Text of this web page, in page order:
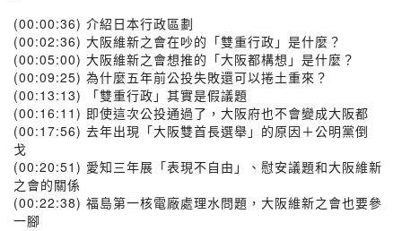
(00:00:36) 介紹日本行政區劃
(00:02:36) 大阪維新之會在吵的「雙重行政」是什麼？
(00:05:00) 大阪維新之會想推的「大阪都構想」是什麼？
(00:09:25) 為什麼五年前公投失敗還可以捲土重來？
(00:13:13) 「雙重行政」其實是假議題
(00:16:11) 即使這次公投通過了，大阪府也不會變成大阪都
(00:17:56) 去年出現「大阪雙首長選舉」的原因＋公明黨倒
戈
(00:20:51) 愛知三年展「表現不自由」、慰安議題和大阪維新
之會的關係
(00:22:38) 福島第一核電廠處理水問題，大阪維新之會也要參
一腳